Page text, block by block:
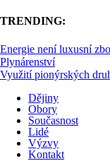
TRENDING:
Energie není luxusní
Plynárenství
Využití pionýrských
Dějiny
Obory
Současnost
Lidé
Výzvy
Kontakt